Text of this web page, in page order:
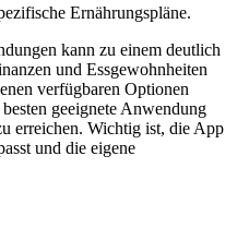
Ernährungspläne.
kann zu einem deutlich
und Essgewohnheiten
verfügbaren Optionen
geeignete Anwendung
erreichen. Wichtig ist, die App
und die eigene